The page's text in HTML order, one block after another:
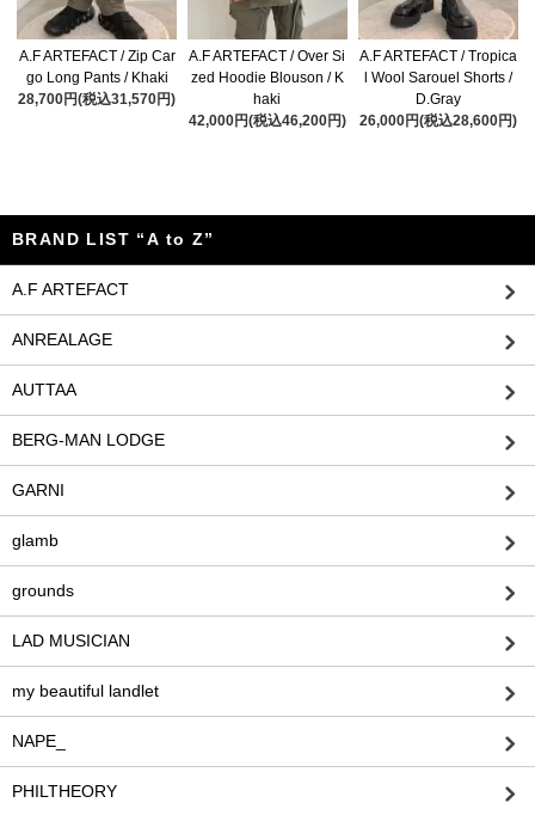
A.F ARTEFACT / Zip Car
go Long Pants / Khaki
28,700円(税込31,570円)
A.F ARTEFACT / Over Si
zed Hoodie Blouson / K
haki
42,000円(税込46,200円)
A.F ARTEFACT / Tropica
l Wool Sarouel Shorts /
D.Gray
26,000円(税込28,600円)
BRAND LIST “A to Z”
A.F ARTEFACT
ANREALAGE
AUTTAA
BERG-MAN LODGE
GARNI
glamb
grounds
LAD MUSICIAN
my beautiful landlet
NAPE_
PHILTHEORY